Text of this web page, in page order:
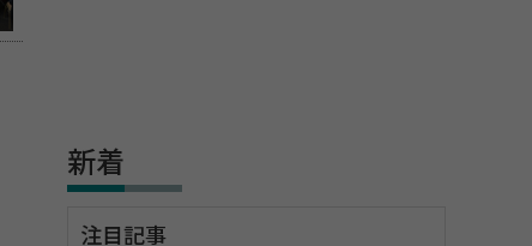
新着
注目記事